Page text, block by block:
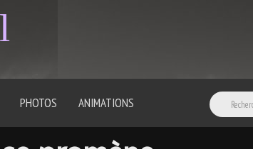
PHOTOS ANIMATIONS